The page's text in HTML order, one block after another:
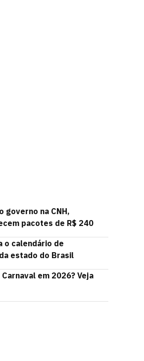
governo na CNH,
pacotes de R$ 240
o calendário de
estado do Brasil
em 2026? Veja